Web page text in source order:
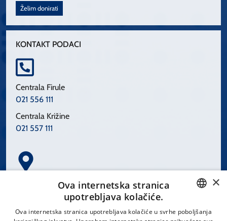
Želim donirati
KONTAKT PODACI
Centrala Firule
021 556 111
Centrala Križine
021 557 111
Spinčićeva 1, 21000 Split
CROATIAN
×
Ova internetska stranica
upotrebljava kolačiće.
Ova internetska stranica upotrebljava kolačiće u svrhe poboljšanja